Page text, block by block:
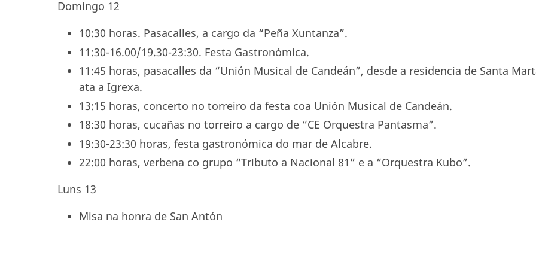
Domingo 12
10:30 horas. Pasacalles, a cargo da “Peña Xuntanza”.
11:30-16.00/19.30-23:30. Festa Gastronómica.
11:45 horas, pasacalles da “Unión Musical de Candeán”, desde a residencia de Santa
ata a Igrexa.
13:15 horas, concerto no torreiro da festa coa Unión Musical de Candeán.
18:30 horas, cucañas no torreiro a cargo de “CE Orquestra Pantasma”.
19:30-23:30 horas, festa gastronómica do mar de Alcabre.
22:00 horas, verbena co grupo “Tributo a Nacional 81” e a “Orquestra Kubo”.
Luns 13
Misa na honra de San Antón